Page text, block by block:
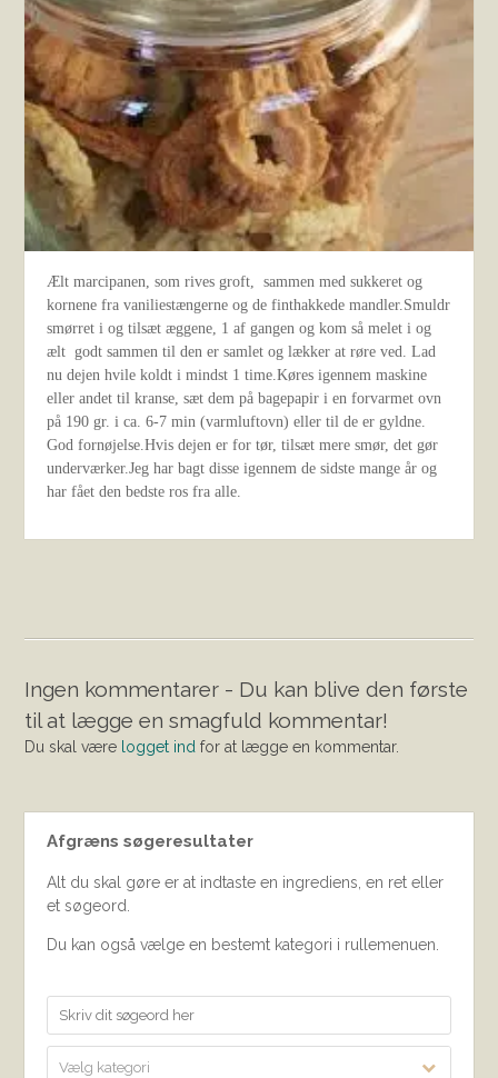
Ælt marcipanen, som rives groft, sammen med sukkeret og
kornene fra vaniliestængerne og de finthakkede mandler.Smuldr
smørret i og tilsæt æggene, 1 af gangen og kom så melet i og
ælt godt sammen til den er samlet og lækker at røre ved. Lad
nu dejen hvile koldt i mindst 1 time.Køres igennem maskine
eller andet til kranse, sæt dem på bagepapir i en forvarmet ovn
på 190 gr. i ca. 6-7 min (varmluftovn) eller til de er gyldne.
God fornøjelse.Hvis dejen er for tør, tilsæt mere smør, det gør
underværker.Jeg har bagt disse igennem de sidste mange år og
har fået den bedste ros fra alle.
Ingen kommentarer - Du kan blive den første
til at lægge en smagfuld kommentar!
Du skal være logget ind for at lægge en kommentar.
Afgræns søgeresultater
Alt du skal gøre er at indtaste en ingrediens, en ret eller
et søgeord.
Du kan også vælge en bestemt kategori i rullemenuen.
Vælg kategori